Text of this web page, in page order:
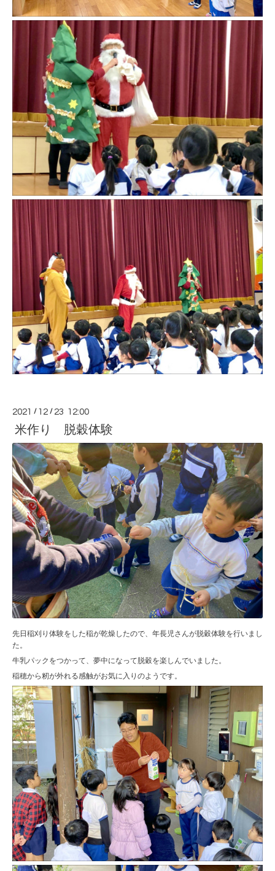
2021 / 12 / 23 12:00
米作り 脱穀体験
先日稲刈り体験をした稲が乾燥したので、年長児さんが脱穀体験を行いまし
た。
牛乳パックをつかって、夢中になって脱穀を楽しんでいました。
稲穂から籾が外れる感触がお気に入りのようです。